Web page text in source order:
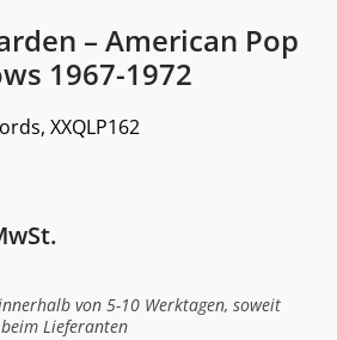
– American Pop
1967-1972
XXQLP162
von 5-10 Werktagen, soweit
Lieferanten